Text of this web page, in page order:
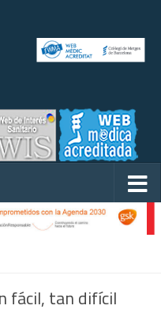
fácil, tan difícil